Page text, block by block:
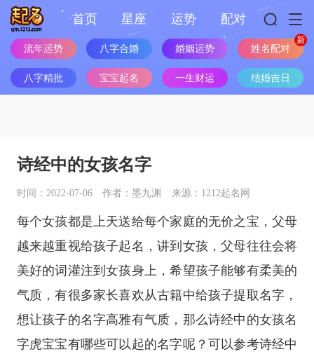
首页 星座 运势 配对
流年运势 八字合婚 婚姻运势 姓名配对
八字精批 宝宝起名 一生财运 结婚吉日
诗经中的女孩名字
时间：2022-07-06 作者：墨九渊 来源：1212起名网
每个女孩都是上天送给每个家庭的无价之宝，父母
越来越重视给孩子起名，讲到女孩，父母往往会将
美好的词灌注到女孩身上，希望孩子能够有柔美的
气质，有很多家长喜欢从古籍中给孩子提取名字，
想让孩子的名字高雅有气质，那么诗经中的女孩名
字虎宝宝有哪些可以起的名字呢？可以参考诗经中